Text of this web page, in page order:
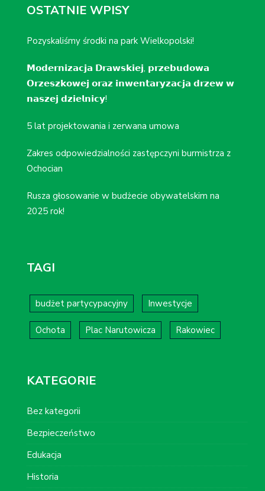
OSTATNIE WPISY
Pozyskaliśmy środki na park Wielkopolski!
𝗠𝗼𝗱𝗲𝗿𝗻𝗶𝘇𝗮𝗰𝗷𝗮 𝗗𝗿𝗮𝘄𝘀𝗸𝗶𝗲𝗷, 𝗽𝗿𝘇𝗲𝗯𝘂𝗱𝗼𝘄𝗮
𝗢𝗿𝘇𝗲𝘀𝘇𝗸𝗼𝘄𝗲𝗷 𝗼𝗿𝗮𝘇 𝗶𝗻𝘄𝗲𝗻𝘁𝗮𝗿𝘆𝘇𝗮𝗰𝗷𝗮 𝗱𝗿𝘇𝗲𝘄 𝘄
𝗻𝗮𝘀𝘇𝗲𝗷 𝗱𝘇𝗶𝗲𝗹𝗻𝗶𝗰𝘆!
5 lat projektowania i zerwana umowa
Zakres odpowiedzialności zastępczyni burmistrza z
Ochocian
Rusza głosowanie w budżecie obywatelskim na
2025 rok!
TAGI
budżet partycypacyjny Inwestycje
Ochota Plac Narutowicza Rakowiec
KATEGORIE
Bez kategorii
Bezpieczeństwo
Edukacja
Historia